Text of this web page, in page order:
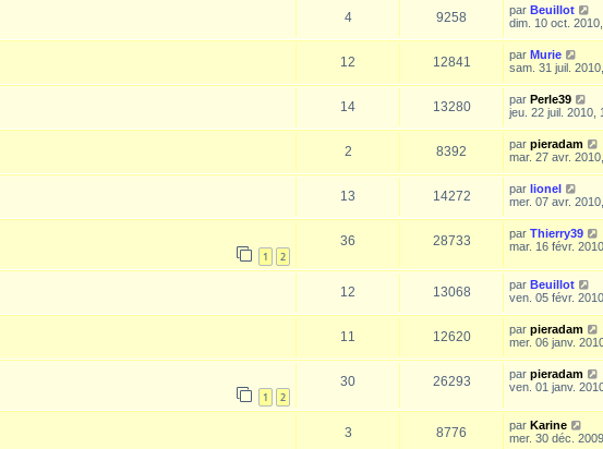
4 9258 par Beuillot
dim. 10 oct.
12 12841 par Murie
sam. 31 juil.
14 13280 par Perle39
jeu. 22 juil. 2010,
2 8392 par pieradam
mar. 27 avr.
13 14272 par lionel
mer. 07 avr.
1 2
36 28733 par Thierry39
mar. 16 févr.
12 13068 par Beuillot
ven. 05 févr.
11 12620 par pieradam
mer. 06 janv.
1 2
30 26293 par pieradam
ven. 01 janv.
3 8776 par Karine
mer. 30 déc.